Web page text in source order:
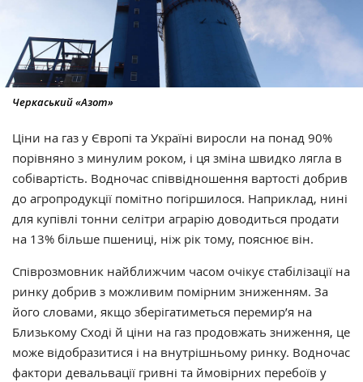
Черкаський «Азот»
Ціни на газ у Європі та Україні виросли на понад 90%
порівняно з минулим роком, і ця зміна швидко лягла в
собівартість. Водночас співвідношення вартості добрив
до агропродукції помітно погіршилося. Наприклад, нині
для купівлі тонни селітри аграрію доводиться продати
на 13% більше пшениці, ніж рік тому, пояснює він.
Співрозмовник найближчим часом очікує стабілізації на
ринку добрив з можливим помірним зниженням. За
його словами, якщо зберігатиметься перемир’я на
Близькому Сході й ціни на газ продовжать зниження, це
може відобразитися і на внутрішньому ринку. Водночас
фактори девальвації гривні та ймовірних перебоїв у